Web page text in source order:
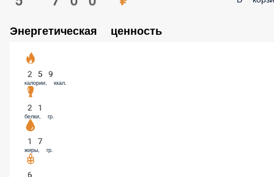
259
калории, ккал.
21
белки, гр.
17
жиры, гр.
6
углеводы, гр.